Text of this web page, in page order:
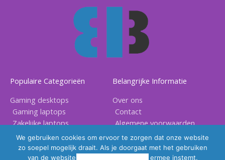
Populaire Categorieën
Gaming desktops
Gaming laptops
Zakelijke laptops
Gaming accessoires
Belangrijke Informatie
Over ons
Contact
Algemene voorwaarden
Privacy voorwaarden
We gebruiken cookies om ervoor te zorgen dat onze website
zo soepel mogelijk draait. Als je doorgaat met het gebruiken
van de website, gaan we er vanuit dat ermee instemt.